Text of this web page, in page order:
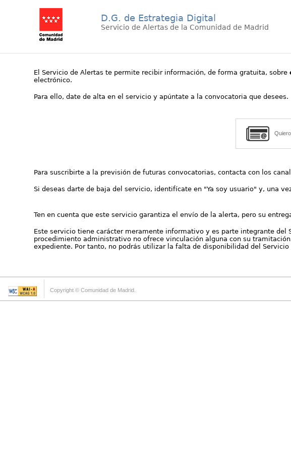
D.G. de Estrategia Digital
Servicio de Alertas de la Comunidad de Madrid
El Servicio de Alertas te permite recibir información, de forma gratuita, sobre
electrónico.
Para ello, date de alta en el servicio y apúntate a la convocatoria que desees.
Para suscribirte a la previsión de futuras convocatorias, contacta con los
Si deseas darte de baja del servicio, identifícate en "Ya soy usuario" y, una
Ten en cuenta que este servicio garantiza el envío de la alerta, pero su
Este servicio tiene carácter meramente informativo y es parte integrante
procedimiento administrativo no ofrece vinculación alguna con su
expediente. Por tanto, no podrás utilizar la falta de disponibilidad del
Copyright © Comunidad de Madrid.